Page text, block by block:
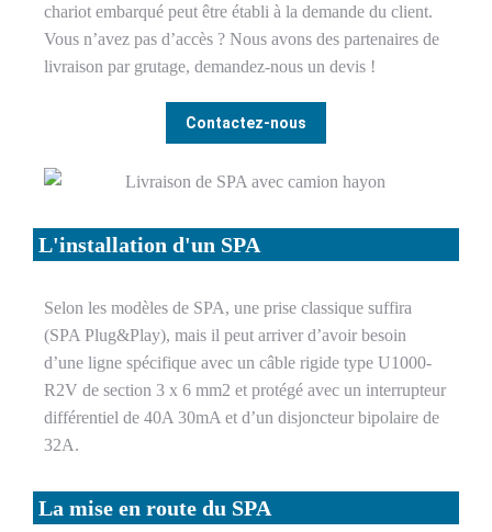
chariot embarqué peut être établi à la demande du client.
Vous n’avez pas d’accès ? Nous avons des partenaires de
livraison par grutage, demandez-nous un devis !
Contactez-nous
L'installation d'un SPA
Selon les modèles de SPA, une prise classique suffira
(SPA Plug&Play), mais il peut arriver d’avoir besoin
d’une ligne spécifique avec un câble rigide type U1000-
R2V de section 3 x 6 mm2 et protégé avec un interrupteur
différentiel de 40A 30mA et d’un disjoncteur bipolaire de
32A.
La mise en route du SPA